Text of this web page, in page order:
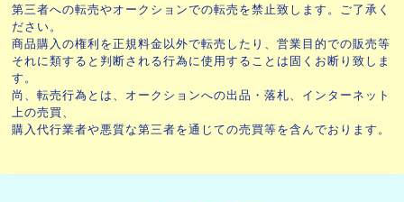
第三者への転売やオークションでの転売を禁止致します。ご了承く
ださい。
商品購入の権利を正規料金以外で転売したり、営業目的での販売等
それに類すると判断される行為に使用することは固くお断り致しま
す。
尚、転売行為とは、オークションへの出品・落札、インターネット
上の売買、
購入代行業者や悪質な第三者を通じての売買等を含んでおります。